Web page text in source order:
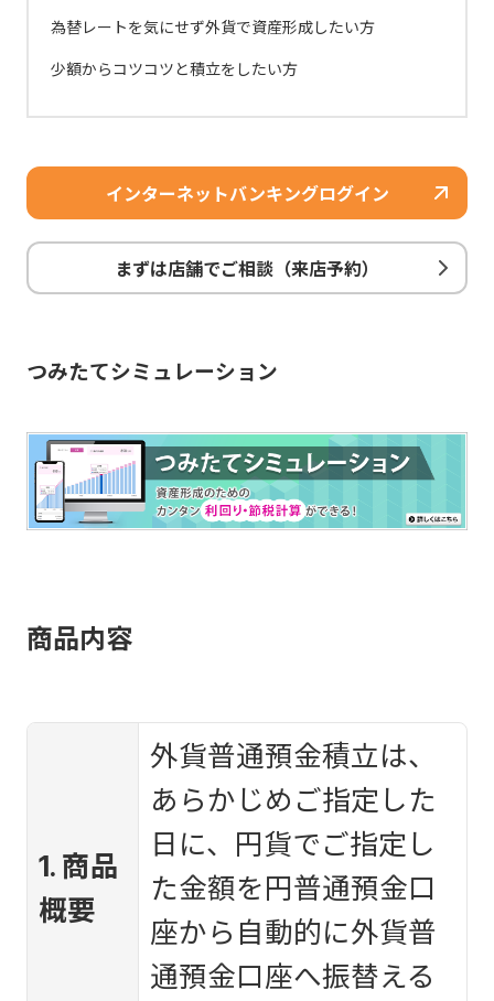
為替レートを気にせず外貨で資産形成したい方
少額からコツコツと積立をしたい方
インターネットバンキングログイン
まずは店舗でご相談（来店予約）
つみたてシミュレーション
商品内容
1. 商品
概要
外貨普通預金積立は、
あらかじめご指定した
日に、円貨でご指定し
た金額を円普通預金口
座から自動的に外貨普
通預金口座へ振替える